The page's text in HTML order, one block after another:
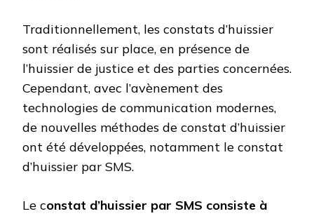
Traditionnellement, les constats d’huissier
sont réalisés sur place, en présence de
l’huissier de justice et des parties concernées.
Cependant, avec l’avènement des
technologies de communication modernes,
de nouvelles méthodes de constat d’huissier
ont été développées, notamment le constat
d’huissier par SMS.
Le constat d’huissier par SMS consiste à